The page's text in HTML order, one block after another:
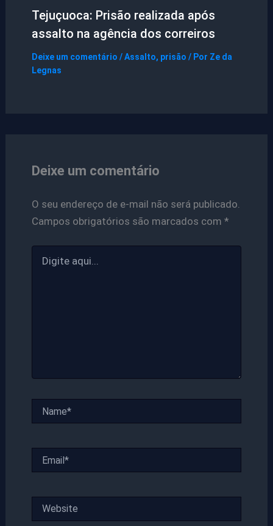
Tejuçuoca: Prisão realizada após
assalto na agência dos correiros
Deixe um comentário /Assalto, prisão / Por Ze da
Legnas
Deixe um comentário
O seu endereço de e-mail não será publicado.
Campos obrigatórios são marcados com *
aqui...